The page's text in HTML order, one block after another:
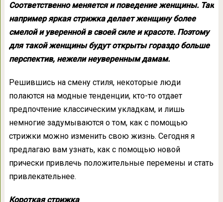
Соответственно меняется и поведение женщины. Так
например яркая стрижка делает женщину более
смелой и уверенной в своей силе и красоте. Поэтому
для такой женщины будут открыты гораздо больше
перспектив, нежели неуверенным дамам.
Решившись на смену стиля, некоторые люди
полаются на модные тенденции, кто-то отдает
предпочтение классическим укладкам, и лишь
немногие задумываются о том, как с помощью
стрижки можно изменить свою жизнь. Сегодня я
предлагаю вам узнать, как с помощью новой
прически привлечь положительные перемены и стать
привлекательнее.
Короткая стрижка